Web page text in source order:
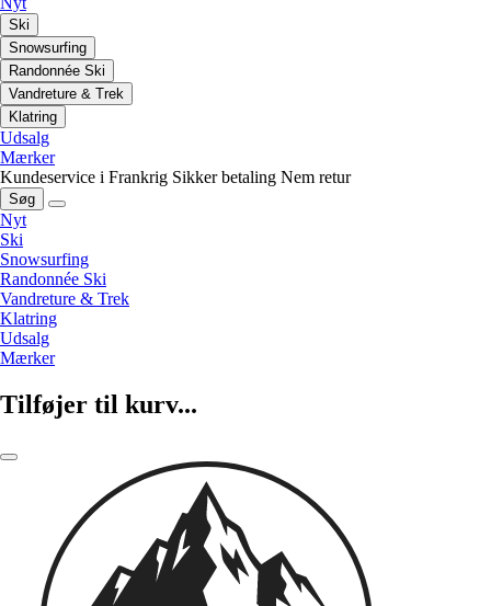
Ski
Snowsurfing
Randonnée Ski
Vandreture & Trek
Klatring
Udsalg
Mærker
Kundeservice i Frankrig Sikker betaling Nem retur
Søg
Nyt
Ski
Snowsurfing
Randonnée Ski
Vandreture & Trek
Klatring
Udsalg
Mærker
Tilføjer til kurv...